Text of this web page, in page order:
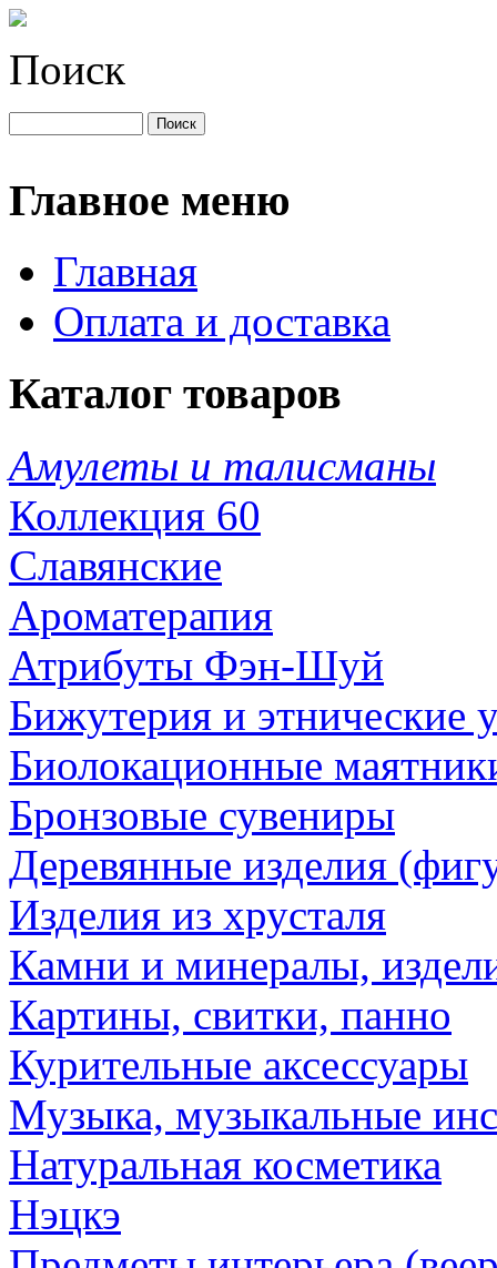
Поиск
Главное меню
Главная
Оплата и доставка
Каталог товаров
Амулеты и талисманы
Коллекция 60
Славянские
Ароматерапия
Атрибуты Фэн-Шуй
Бижутерия и этнические
Биолокационные
Бронзовые сувениры
Деревянные изделия
Изделия из хрусталя
Камни и минералы,
Картины, свитки, панно
Курительные аксессуары
Музыка, музыкальные
Натуральная косметика
Нэцкэ